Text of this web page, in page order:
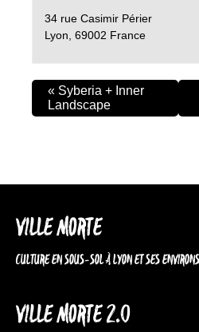
34 rue Casimir Périer
Lyon 69002 France
« Syberia + Inner
Landscape
VILLE MORTE
CULTURE EN SOUS-SOL À LYON ET SES ENVIRONS
VILLE MORTE 2.0